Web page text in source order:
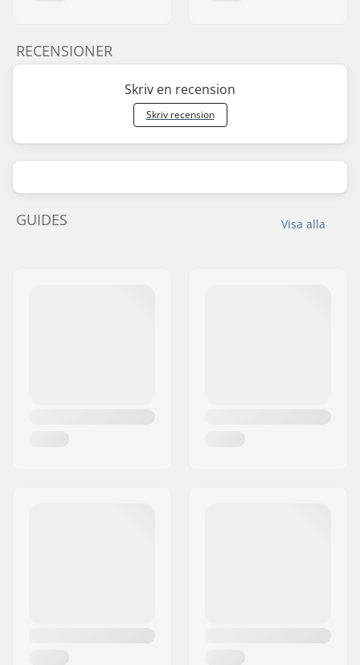
RECENSIONER
Skriv en recension
Skriv recension
Visa alla
GUIDES